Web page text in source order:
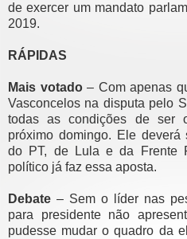
de exercer um mandato
2019.
RÁPIDAS
Mais votado– Com apenas
Vasconcelos na disputa pelo
todas as condições de ser
próximo domingo. Ele
do PT, de Lula e da Frente
político já faz essa aposta.
Debate – Sem o líder nas
para presidente não
pudesse mudar o quadro da